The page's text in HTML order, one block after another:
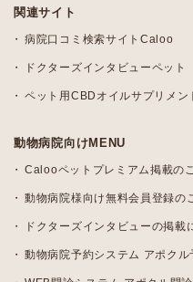
関連サイト
病院口コミ検索サイトCaloo
ドクターズインタビューペット
ペット用CBDオイルサプリメン
動物病院向けMENU
Calooペットプレミアム掲載の
動物病院様向け無料会員登録の
ドクターズインタビューの掲載
動物病院予約システム アポクル